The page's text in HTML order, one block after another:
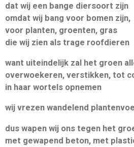
dat wij een bange diersoort zijn
omdat wij bang voor bomen zijn,
voor planten, groenten, gras
die wij zien als trage roofdieren
want uiteindelijk zal het groen
overwoekeren, verstikken, tot
in haar wortels opnemen
wij vrezen wandelend
dus wapen wij ons tegen het
met gewapend beton, met